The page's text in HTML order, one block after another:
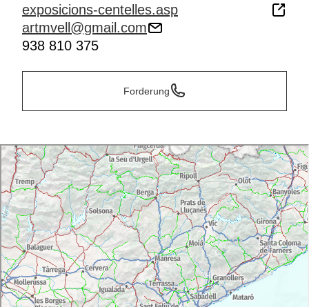
exposicions-centelles.asp
artmvell@gmail.com
938 810 375
Forderung